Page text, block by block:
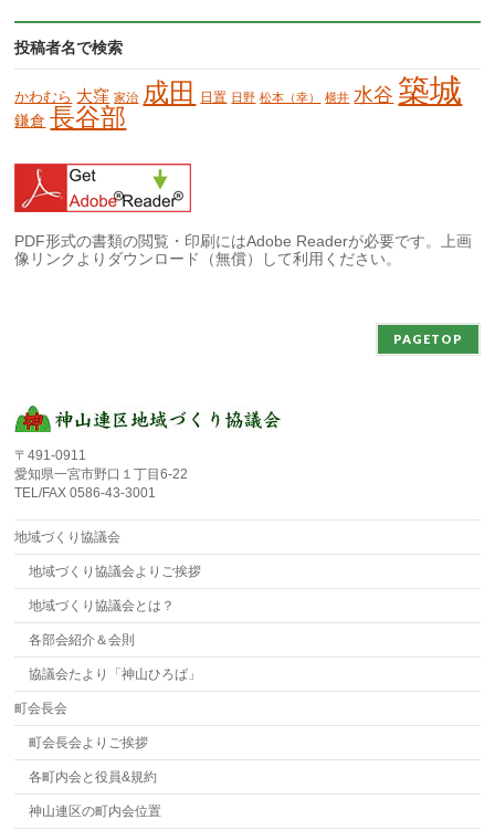
投稿者名で検索
かわむら 大窪 家治 成田 日置 日野 松本（幸） 横井 水谷 築城
鎌倉 長谷部
PDF形式の書類の閲覧・印刷にはAdobe Readerが必要です。上画
像リンクよりダウンロード（無償）して利用ください。
PAGETOP
〒491-0911
愛知県一宮市野口１丁目6-22
TEL/FAX 0586-43-3001
地域づくり協議会
地域づくり協議会よりご挨拶
地域づくり協議会とは？
各部会紹介＆会則
協議会たより「神山ひろば」
町会長会
町会長会よりご挨拶
各町内会と役員&規約
神山連区の町内会位置